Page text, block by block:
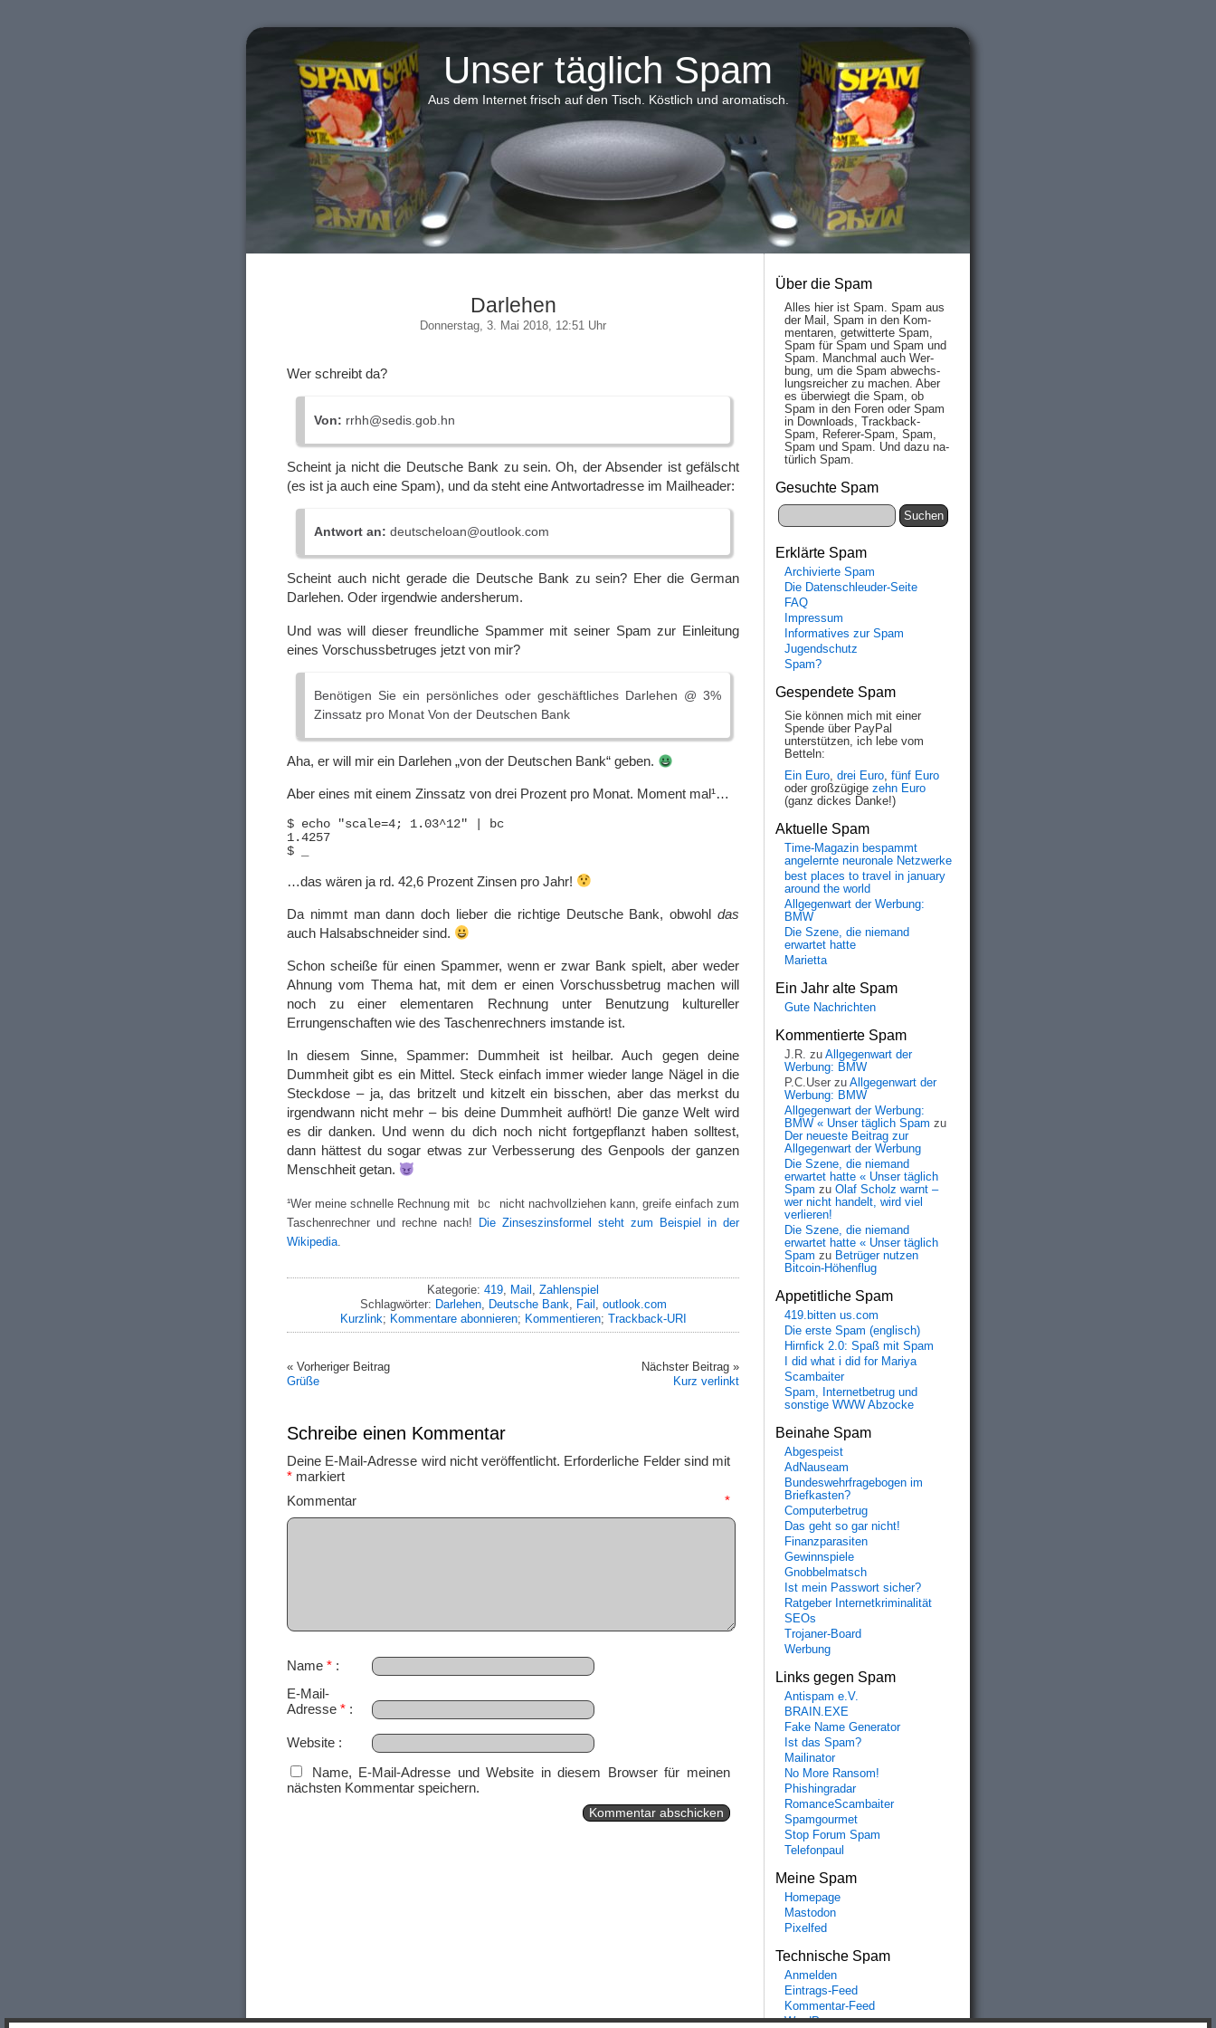
Unser täglich Spam
Aus dem Internet frisch auf den Tisch. Köstlich und aromatisch.
Darlehen
Donnerstag, 3. Mai 2018, 12:51 Uhr
Wer schreibt da?
Von: rrhh@sedis.gob.hn
Scheint ja nicht die Deutsche Bank zu sein. Oh, der Absender ist gefälscht
(es ist ja auch eine Spam), und da steht eine Antwortadresse im Mailheader:
Antwort an: deutscheloan@outlook.com
Scheint auch nicht gerade die Deutsche Bank zu sein? Eher die German
Darlehen. Oder irgendwie andersherum.
Und was will dieser freundliche Spammer mit seiner Spam zur Einleitung
eines Vorschussbetruges jetzt von mir?
Benötigen Sie ein persönliches oder geschäftliches Darlehen @ 3%
Zinssatz pro Monat Von der Deutschen Bank
Aha, er will mir ein Darlehen „von der Deutschen Bank“ geben.
Aber eines mit einem Zinssatz von drei Prozent pro Monat. Moment mal¹…
$ echo "scale=4; 1.03^12" | bc
1.4257
…das wären ja rd. 42,6 Prozent Zinsen pro Jahr!
Da nimmt man dann doch lieber die richtige Deutsche Bank, obwohl das
auch Halsabschneider sind.
Schon scheiße für einen Spammer, wenn er zwar Bank spielt, aber weder
Ahnung vom Thema hat, mit dem er einen Vorschussbetrug machen will
noch zu einer elementaren Rechnung unter Benutzung kultureller
Errungenschaften wie des Taschenrechners imstande ist.
In diesem Sinne, Spammer: Dummheit ist heilbar. Auch gegen deine
Dummheit gibt es ein Mittel. Steck einfach immer wieder lange Nägel in die
Steckdose – ja, das britzelt und kitzelt ein bisschen, aber das merkst du
irgendwann nicht mehr – bis deine Dummheit aufhört! Die ganze Welt wird
es dir danken. Und wenn du dich noch nicht fortgepflanzt haben solltest,
dann hättest du sogar etwas zur Verbesserung des Genpools der ganzen
Menschheit getan.
¹Wer meine schnelle Rechnung mit bc
nicht nachvollziehen kann, greife einfach zum
Taschenrechner und rechne nach! Die Zinseszinsformel steht zum Beispiel in der
Wikipedia
Kategorie: 419 Mail Zahlenspiel
Schlagwörter: Darlehen, Deutsche Bank Fail outlook.com
Kurzlink; Kommentare abonnieren; Kommentieren; Trackback-URI
« Vorheriger Beitrag
Grüße
Nächster Beitrag »
Kurz verlinkt
Schreibe einen Kommentar
Deine E-Mail-Adresse wird nicht veröffentlicht. Erforderliche Felder sind mit
* markiert
Kommentar *
Name *
E-Mail-
Adresse *
Website
Name, E-Mail-Adresse und Website in diesem Browser für meinen
nächsten Kommentar speichern.
Über die Spam
Alles hier ist Spam. Spam aus
der Mail, Spam in den Kom­
men­taren, ge­twit­ter­te Spam,
Spam für Spam und Spam und
Spam. Manch­mal auch Wer­
bung, um die Spam ab­wechs­
lungs­reich­er zu mach­en. Aber
es über­wiegt die Spam, ob
Spam in den Fo­ren oder Spam
in Down­loads, Track­back-
Spam, Re­fe­rer-Spam, Spam,
Spam und Spam. Und da­zu na­
tür­lich Spam.
Gesuchte Spam
Erklärte Spam
Archivierte Spam
Die Datenschleuder-Seite
FAQ
Impressum
Informatives zur Spam
Jugendschutz
Spam?
Gespendete Spam
Sie können mich mit einer
Spende über PayPal
unterstützen, ich lebe vom
Betteln:
Ein Euro, drei Euro, fünf Euro
oder großzügige zehn Euro
(ganz dickes Danke!)
Aktuelle Spam
Time-Magazin bespammt
angelernte neuronale Netzwerke
best places to travel in january
around the world
Allgegenwart der Werbung:
BMW
Die Szene, die niemand
erwartet hatte
Marietta
Ein Jahr alte Spam
Gute Nachrichten
Kommentierte Spam
J.R. zu Allgegenwart der
Werbung: BMW
P.C.User zu Allgegenwart der
Werbung: BMW
Allgegenwart der Werbung:
BMW « Unser täglich Spam zu
Der neueste Beitrag zur
Allgegenwart der Werbung
Die Szene, die niemand
erwartet hatte « Unser täglich
Spam zu Olaf Scholz warnt –
wer nicht handelt, wird viel
verlieren!
Die Szene, die niemand
erwartet hatte « Unser täglich
Spam zu Betrüger nutzen
Bitcoin-Höhenflug
Appetitliche Spam
419.bitten us.com
Die erste Spam (englisch)
Hirnfick 2.0: Spaß mit Spam
I did what i did for Mariya
Scambaiter
Spam, Internetbetrug und
sonstige WWW Abzocke
Beinahe Spam
Abgespeist
AdNauseam
Bundeswehrfragebogen im
Briefkasten?
Computerbetrug
Das geht so gar nicht!
Finanzparasiten
Gewinnspiele
Gnobbelmatsch
Ist mein Passwort sicher?
Ratgeber Internetkriminalität
SEOs
Trojaner-Board
Werbung
Links gegen Spam
Antispam e.V.
BRAIN.EXE
Fake Name Generator
Ist das Spam?
Mailinator
No More Ransom!
Phishingradar
RomanceScambaiter
Spamgourmet
Stop Forum Spam
Telefonpaul
Meine Spam
Homepage
Mastodon
Pixelfed
Technische Spam
Anmelden
Eintrags-Feed
Kommentar-Feed
WordPress.org